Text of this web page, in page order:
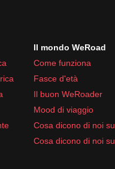
le prese elettriche
antidolorifici e antidiarroici
Il mondo WeRoad
Come funziona
Fasce d'età
Il buon WeRoader
Mood di viaggio
Cosa dicono di noi
Cosa dicono di noi